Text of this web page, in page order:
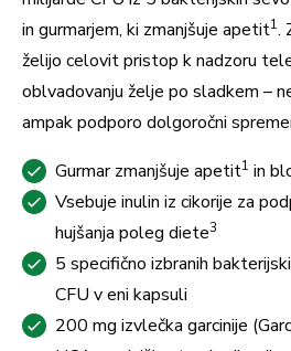
in gurmarjem, ki zmanjšuje apetit1.
želijo celovit pristop k nadzoru
oblvadovanju želje po sladkem –
ampak podporo dolgoročni
Gurmar zmanjšuje apetit1 in
Vsebuje inulin iz cikorije za
hujšanja poleg diete3
5 specifično izbranih
CFU v eni kapsuli
200 mg izvlečka garcinije